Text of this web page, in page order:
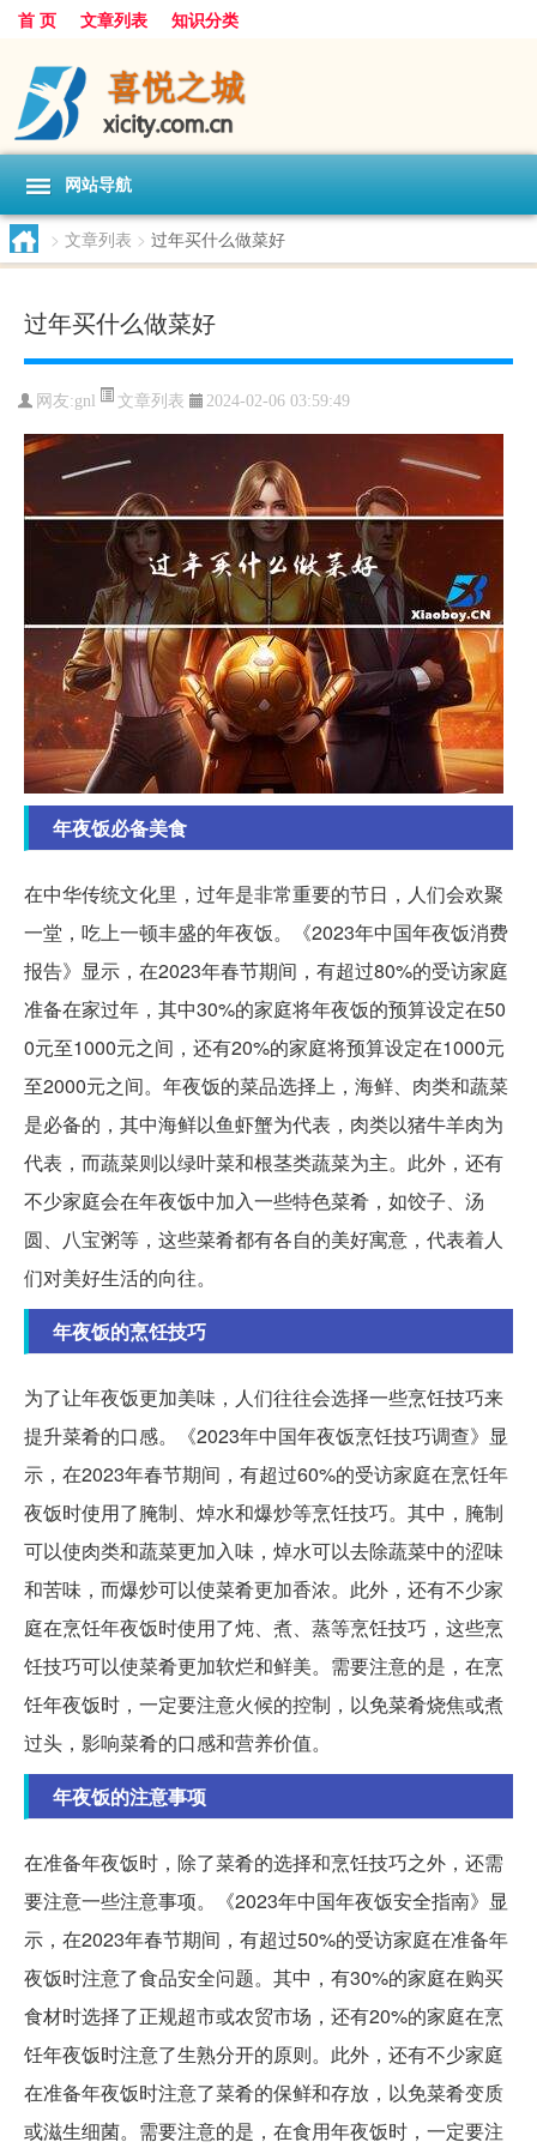
首 页 文章列表 知识分类
网站导航
> 文章列表 > 过年买什么做菜好
过年买什么做菜好
网友:gnl 文章列表 2024-02-06 03:59:49
年夜饭必备美食
在中华传统文化里，过年是非常重要的节日，人们会欢聚
一堂，吃上一顿丰盛的年夜饭。《2023年中国年夜饭消费
报告》显示，在2023年春节期间，有超过80%的受访家庭
准备在家过年，其中30%的家庭将年夜饭的预算设定在50
0元至1000元之间，还有20%的家庭将预算设定在1000元
至2000元之间。年夜饭的菜品选择上，海鲜、肉类和蔬菜
是必备的，其中海鲜以鱼虾蟹为代表，肉类以猪牛羊肉为
代表，而蔬菜则以绿叶菜和根茎类蔬菜为主。此外，还有
不少家庭会在年夜饭中加入一些特色菜肴，如饺子、汤
圆、八宝粥等，这些菜肴都有各自的美好寓意，代表着人
们对美好生活的向往。
年夜饭的烹饪技巧
为了让年夜饭更加美味，人们往往会选择一些烹饪技巧来
提升菜肴的口感。《2023年中国年夜饭烹饪技巧调查》显
示，在2023年春节期间，有超过60%的受访家庭在烹饪年
夜饭时使用了腌制、焯水和爆炒等烹饪技巧。其中，腌制
可以使肉类和蔬菜更加入味，焯水可以去除蔬菜中的涩味
和苦味，而爆炒可以使菜肴更加香浓。此外，还有不少家
庭在烹饪年夜饭时使用了炖、煮、蒸等烹饪技巧，这些烹
饪技巧可以使菜肴更加软烂和鲜美。需要注意的是，在烹
饪年夜饭时，一定要注意火候的控制，以免菜肴烧焦或煮
过头，影响菜肴的口感和营养价值。
年夜饭的注意事项
在准备年夜饭时，除了菜肴的选择和烹饪技巧之外，还需
要注意一些注意事项。《2023年中国年夜饭安全指南》显
示，在2023年春节期间，有超过50%的受访家庭在准备年
夜饭时注意了食品安全问题。其中，有30%的家庭在购买
食材时选择了正规超市或农贸市场，还有20%的家庭在烹
饪年夜饭时注意了生熟分开的原则。此外，还有不少家庭
在准备年夜饭时注意了菜肴的保鲜和存放，以免菜肴变质
或滋生细菌。需要注意的是，在食用年夜饭时，一定要注